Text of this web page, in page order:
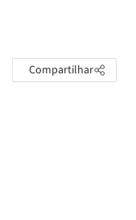
Compartilhar